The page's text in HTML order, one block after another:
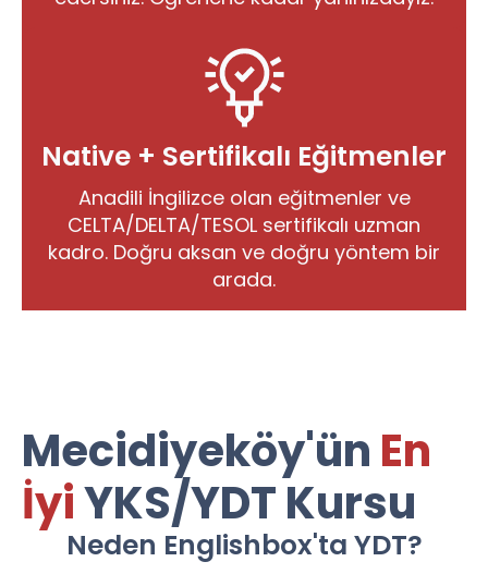
Native + Sertifikalı Eğitmenler
Anadili İngilizce olan eğitmenler ve
CELTA/DELTA/TESOL sertifikalı uzman
kadro. Doğru aksan ve doğru yöntem bir
arada.
Mecidiyeköy'ün En
İyiYKS/YDT Kursu
Neden Englishbox'ta YDT?